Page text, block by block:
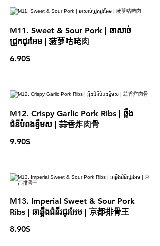
M11. Sweet & Sour Pork | ឆាសាច់
ជ្រូកជូរអែម​ | 菠萝咕咾肉
6.90$
M12. Crispy Garlic Pork Ribs | ឆ្អឹង
ជំនីបំពងខ្ទឹមស | 蒜香炸肉骨
9.90$
M13. Imperial Sweet & Sour Pork
Ribs | ឆាឆ្អឹងជំនីរជូរអែម | 京都排骨王
8.90$